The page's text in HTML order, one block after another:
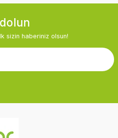
sizin haberiniz olsun!